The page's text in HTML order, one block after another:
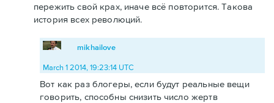
пережить свой крах, иначе всё повторится. Такова
история всех революций.
mikhailove
March 1 2014, 19:23:14 UTC
Вот как раз блогеры, если будут реальные вещи
говорить, способны снизить число жертв